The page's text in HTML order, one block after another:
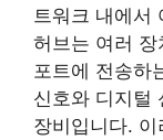
트워크 내에서
허브는 여러
포트에 전송하
신호와 디지털
장비입니다.